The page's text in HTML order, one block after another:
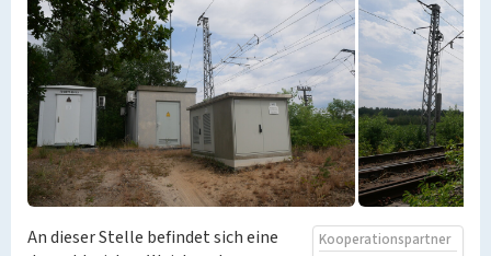
Kooperationspartner
An dieser Stelle befindet sich eine